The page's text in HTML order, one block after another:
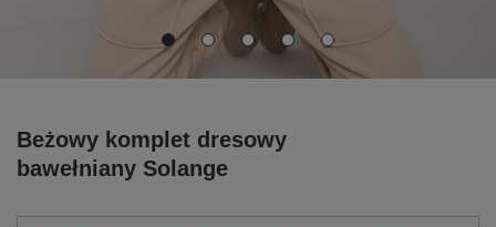
Beżowy komplet dresowy
bawełniany Solange